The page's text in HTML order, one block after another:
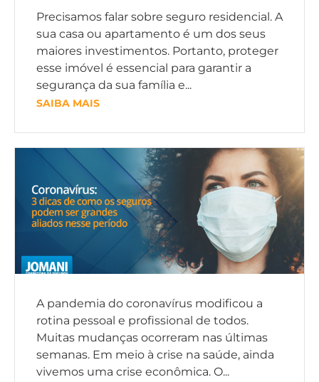
Precisamos falar sobre seguro residencial. A
sua casa ou apartamento é um dos seus
maiores investimentos. Portanto, proteger
esse imóvel é essencial para garantir a
segurança da sua família e...
SAIBA MAIS
A pandemia do coronavírus modificou a
rotina pessoal e profissional de todos.
Muitas mudanças ocorreram nas últimas
semanas. Em meio à crise na saúde, ainda
vivemos uma crise econômica. O...